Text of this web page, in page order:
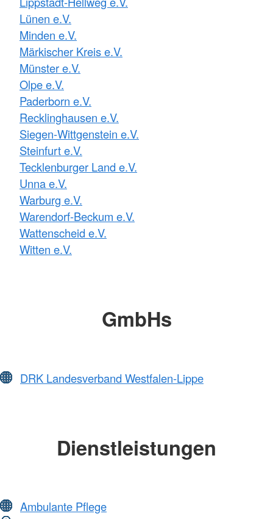
Lünen e.V.
Minden e.V.
Märkischer Kreis e.V.
Münster e.V.
Olpe e.V.
Paderborn e.V.
Recklinghausen e.V.
Siegen-Wittgenstein e.V.
Steinfurt e.V.
Tecklenburger Land e.V.
Unna e.V.
Warburg e.V.
Warendorf-Beckum e.V.
Wattenscheid e.V.
Witten e.V.
GmbHs
DRK Landesverband Westfalen-Lippe
Dienstleistungen
Ambulante Pflege